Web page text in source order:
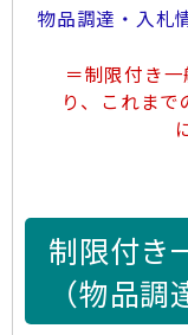
物品調達・入札
＝制限付き
り、これま
制限付き
（物品調